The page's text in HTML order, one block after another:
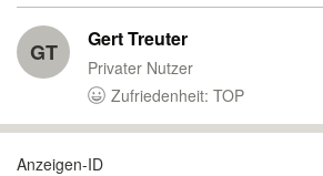
GT Gert Treuter
Privater Nutzer
Zufriedenheit: TOP
Anzeigen-ID